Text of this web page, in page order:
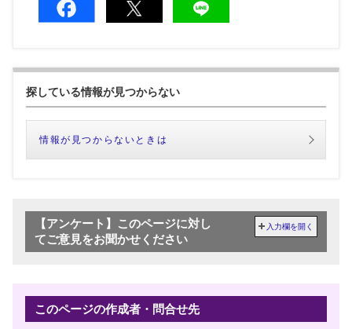
探している情報が見つからない
情報が見つからないときは
【アンケート】このページに対し
てご意見をお聞かせください
入力欄を開く
このページの作成者・問合せ先